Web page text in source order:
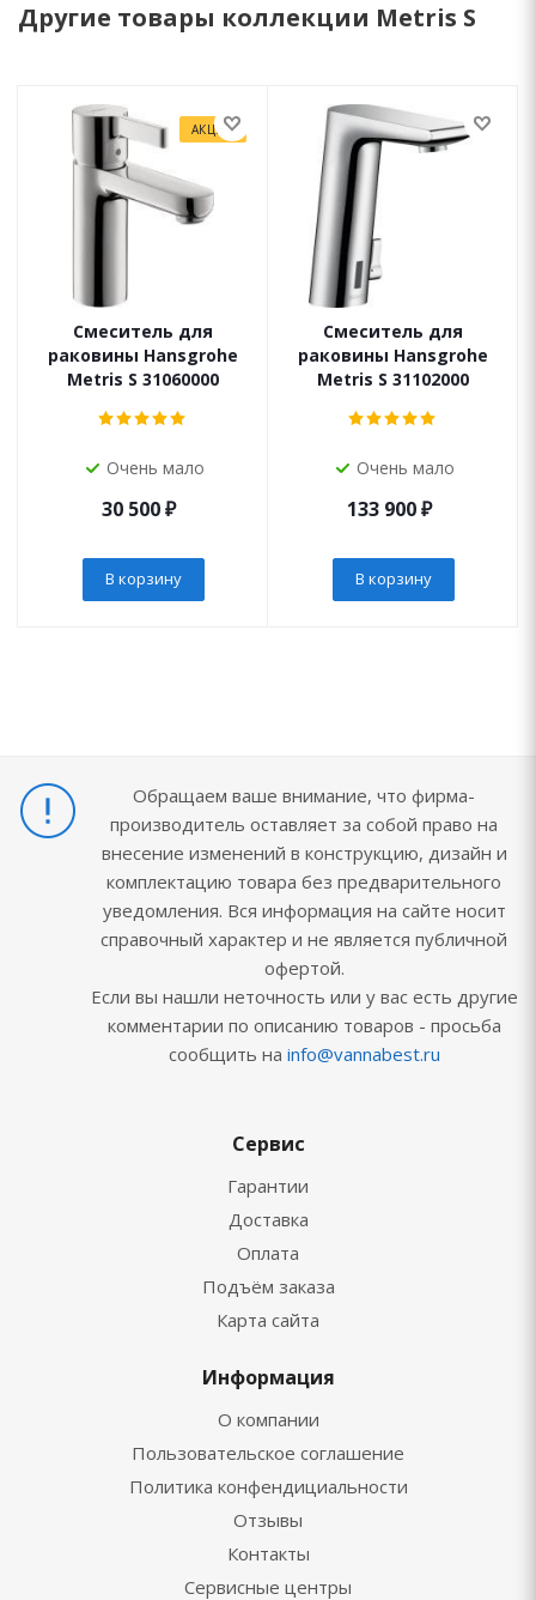
Другие товары коллекции Metris S
АКЦИЯ
Смеситель для
раковины Hansgrohe
Metris S 31060000
Очень мало
30 500₽
В корзину
Смеситель для
раковины Hansgrohe
Metris S 31102000
Очень мало
133 900₽
В корзину
Обращаем ваше внимание, что фирма-
производитель оставляет за собой право на
внесение изменений в конструкцию, дизайн и
комплектацию товара без предварительного
уведомления. Вся информация на сайте носит
справочный характер и не является публичной
офертой.
Если вы нашли неточность или у вас есть другие
комментарии по описанию товаров - просьба
сообщить на info@vannabest.ru
Сервис
Гарантии
Доставка
Оплата
Подъём заказа
Карта сайта
Информация
О компании
Пользовательское соглашение
Политика конфендициальности
Отзывы
Контакты
Сервисные центры